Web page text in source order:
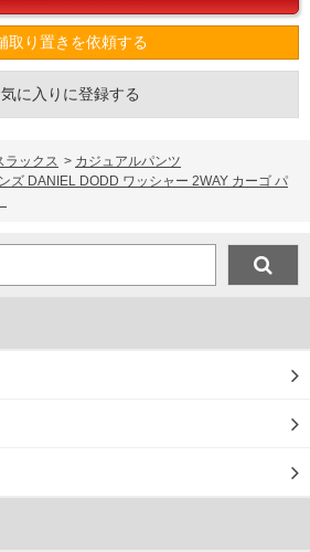
取り置きを依頼する
に入りに登録する
ラックス > カジュアルパンツ
ズ DANIEL DODD ワッシャー 2WAY カーゴ パ